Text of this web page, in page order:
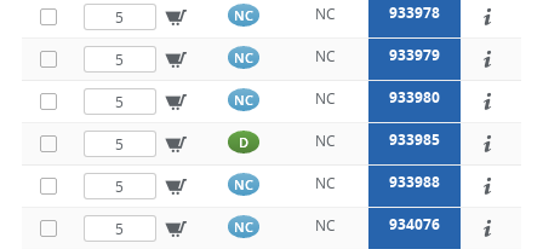
NC NC 933978
NC NC 933979
NC NC 933980
D NC 933985
NC NC 933988
NC NC 934076